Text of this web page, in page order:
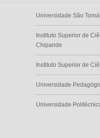
Universidade São
Instituto Superior de
Chipande
Instituto Superior de
Universidade
Universidade